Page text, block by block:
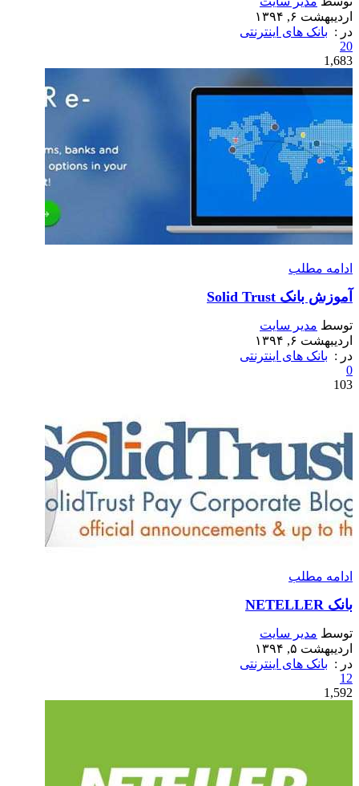
اردیبهشت ۶, ۱۳۹۴
در : بانک های اینترنتی
20
1,683
ادامه مطلب
آموزش بانک Solid Trust
توسط مدیر سایت
اردیبهشت ۶, ۱۳۹۴
در : بانک های اینترنتی
0
103
ادامه مطلب
بانک NETELLER
توسط مدیر سایت
اردیبهشت ۵, ۱۳۹۴
در : بانک های اینترنتی
12
1,592